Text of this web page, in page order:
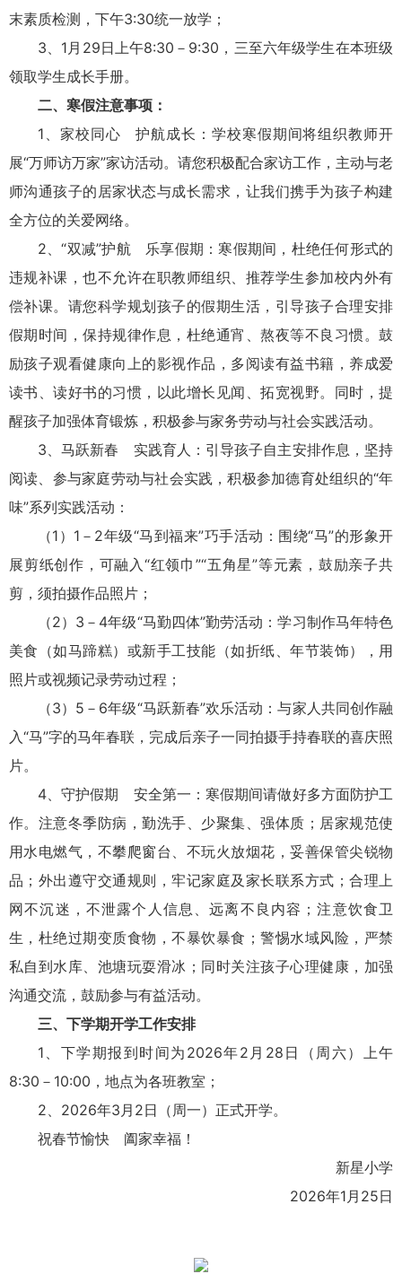
末素质检测，下午3:30统一放学；
3、1月29日上午8:30－9:30，三至六年级学生在本班级
领取学生成长手册。
二、寒假注意事项：
1、家校同心 护航成长：学校寒假期间将组织教师开
展“万师访万家”家访活动。请您积极配合家访工作，主动与老
师沟通孩子的居家状态与成长需求，让我们携手为孩子构建
全方位的关爱网络。
2、“双减”护航 乐享假期：寒假期间，杜绝任何形式的
违规补课，也不允许在职教师组织、推荐学生参加校内外有
偿补课。请您科学规划孩子的假期生活，引导孩子合理安排
假期时间，保持规律作息，杜绝通宵、熬夜等不良习惯。鼓
励孩子观看健康向上的影视作品，多阅读有益书籍，养成爱
读书、读好书的习惯，以此增长见闻、拓宽视野。同时，提
醒孩子加强体育锻炼，积极参与家务劳动与社会实践活动。
3、马跃新春 实践育人：引导孩子自主安排作息，坚持
阅读、参与家庭劳动与社会实践，积极参加德育处组织的“年
味”系列实践活动：
（1）1－2年级“马到福来”巧手活动：围绕“马”的形象开
展剪纸创作，可融入“红领巾”“五角星”等元素，鼓励亲子共
剪，须拍摄作品照片；
（2）3－4年级“马勤四体”勤劳活动：学习制作马年特色
美食（如马蹄糕）或新手工技能（如折纸、年节装饰），用
照片或视频记录劳动过程；
（3）5－6年级“马跃新春”欢乐活动：与家人共同创作融
入“马”字的马年春联，完成后亲子一同拍摄手持春联的喜庆照
片。
4、守护假期 安全第一：寒假期间请做好多方面防护工
作。注意冬季防病，勤洗手、少聚集、强体质；居家规范使
用水电燃气，不攀爬窗台、不玩火放烟花，妥善保管尖锐物
品；外出遵守交通规则，牢记家庭及家长联系方式；合理上
网不沉迷，不泄露个人信息、远离不良内容；注意饮食卫
生，杜绝过期变质食物，不暴饮暴食；警惕水域风险，严禁
私自到水库、池塘玩耍滑冰；同时关注孩子心理健康，加强
沟通交流，鼓励参与有益活动。
三、下学期开学工作安排
1、下学期报到时间为2026年2月28日（周六）上午
8:30－10:00，地点为各班教室；
2、2026年3月2日（周一）正式开学。
祝春节愉快 阖家幸福！
新星小学
2026年1月25日